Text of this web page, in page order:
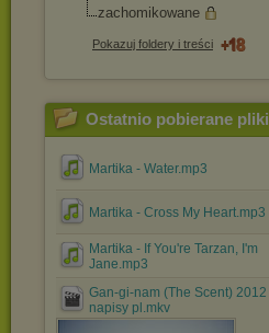
zachomikowane
Pokazuj foldery i treści
Ostatnio pobierane pliki
Martika - Water.mp3
Martika - Cross My Heart.mp3
Martika - If You're Tarzan, I'm
Jane.mp3
Gan-gi-nam (The Scent) 2012
napisy pl.mkv